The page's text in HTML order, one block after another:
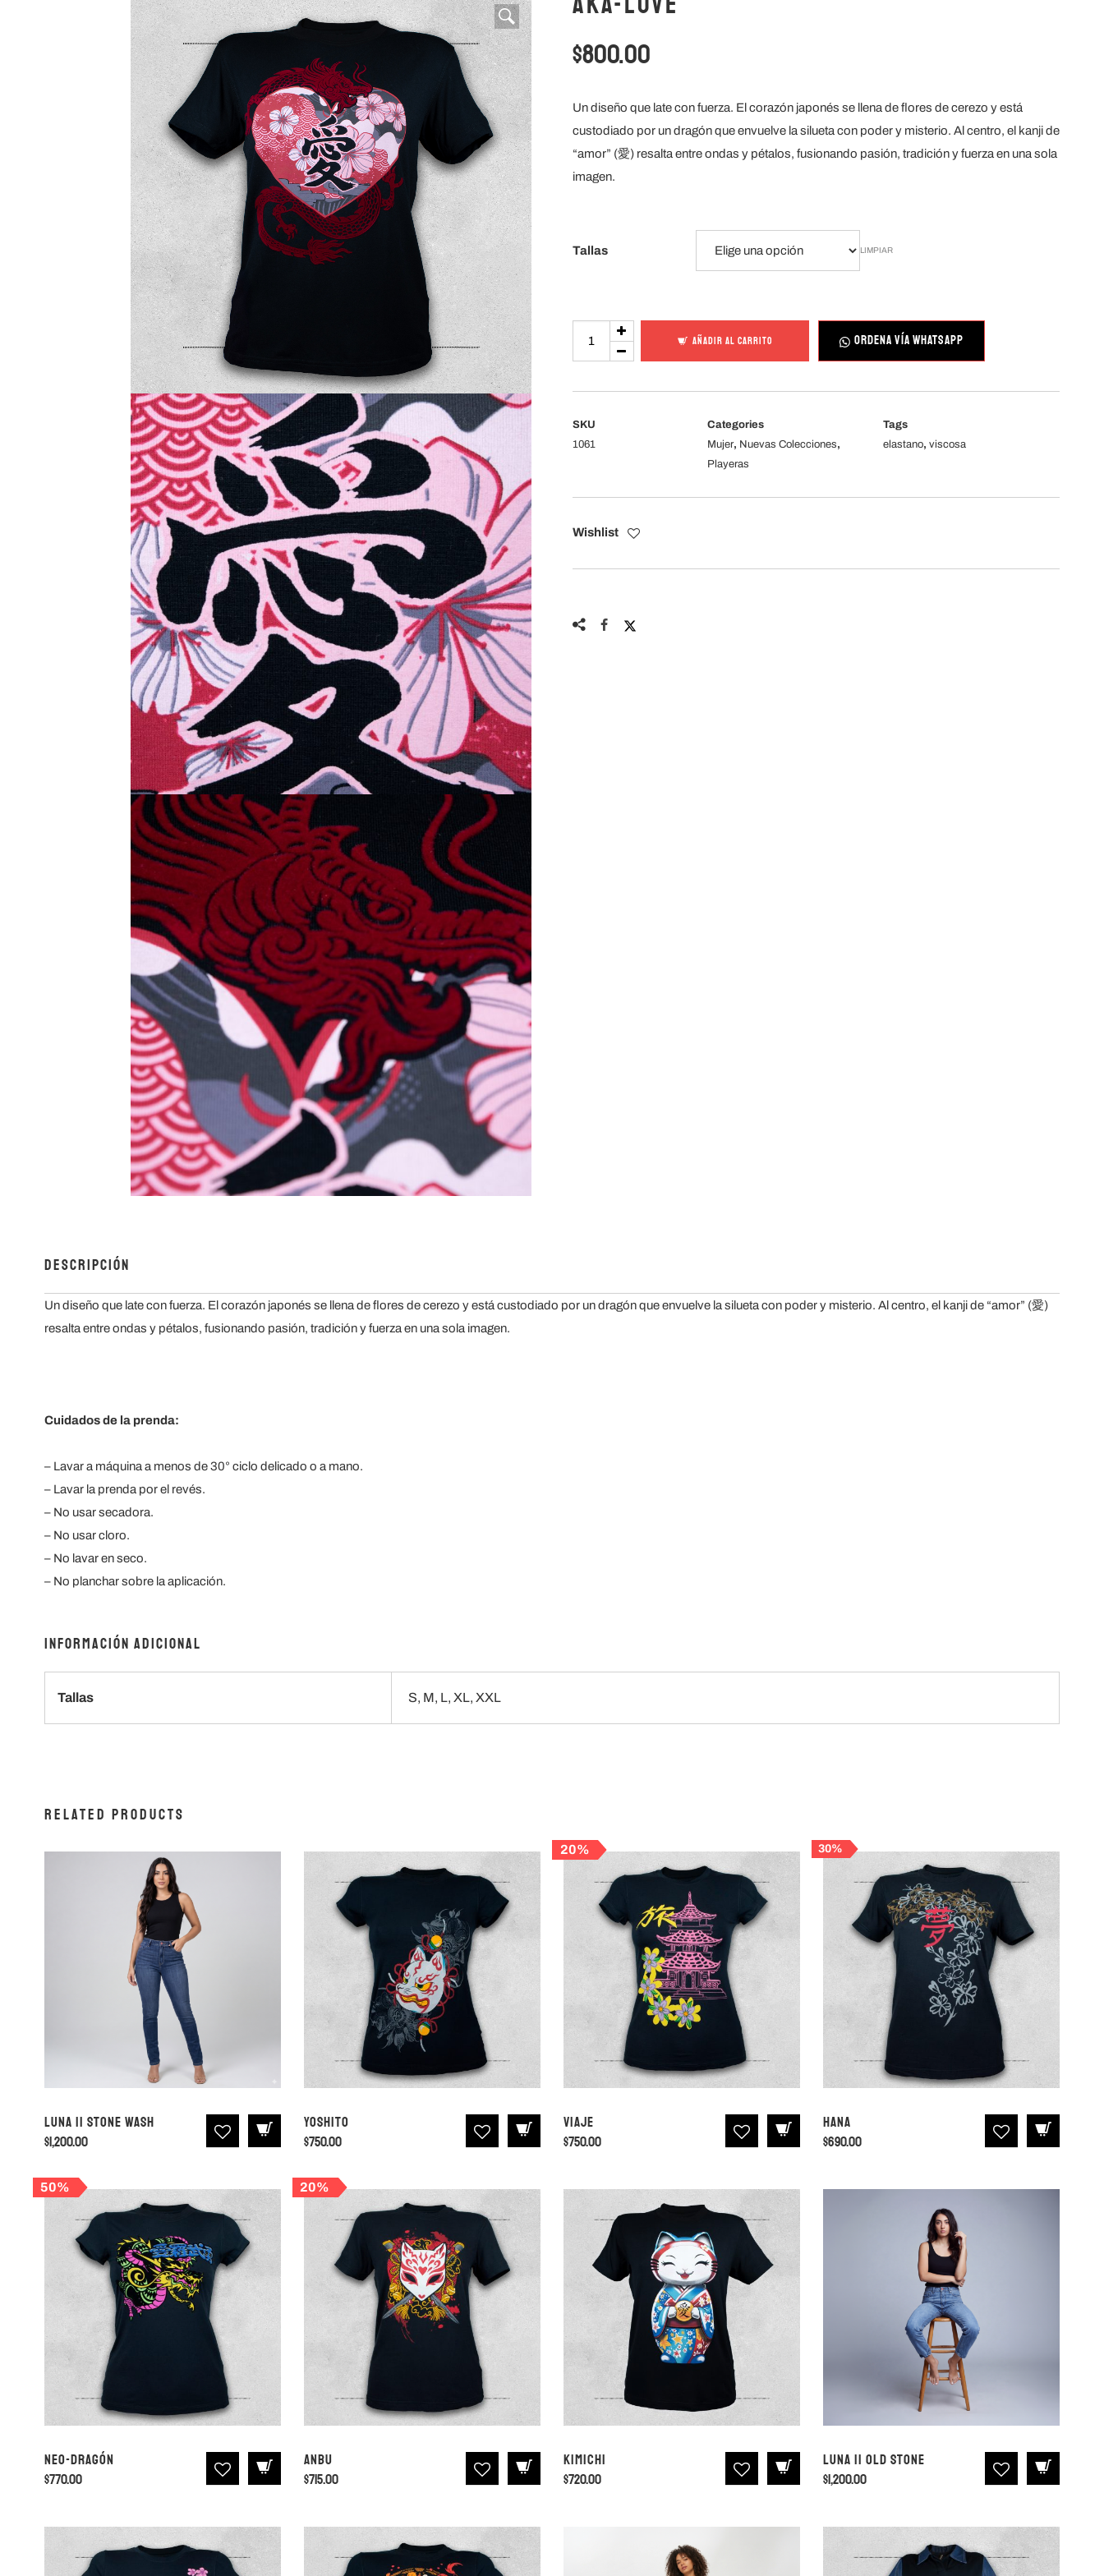
$800.00
Un diseño que late con fuerza. El corazón japonés se llena de flores de cerezo y está
custodiado por un dragón que envuelve la silueta con poder y misterio. Al centro, el kanji de
“amor” (愛) resalta entre ondas y pétalos, fusionando pasión, tradición y fuerza en una sola
imagen.
Tallas LIMPIAR
AÑADIR AL CARRITO ORDENA VÍA WHATSAPP
SKU
1061
Categories
Mujer, Nuevas Colecciones,
Playeras
Tags
elastano, viscosa
Wishlist
Descripción
Un diseño que late con fuerza. El corazón japonés se llena de flores de cerezo y está custodiado por un dragón que envuelve la silueta con poder y misterio. Al centro, el kanji de “amor” (愛)
resalta entre ondas y pétalos, fusionando pasión, tradición y fuerza en una sola imagen.
Cuidados de la prenda:
– Lavar a máquina a menos de 30° ciclo delicado o a mano.
– Lavar la prenda por el revés.
– ⁠No usar secadora.
– ⁠No usar cloro.
– ⁠No lavar en seco.
– ⁠No planchar sobre la aplicación.
Información adicional
Tallas S, M, L, XL, XXL
Related products
Luna II Stone Wash
$1,200.00
Yoshito
$750.00
20%
Viaje
$750.00
30%
Hana
$690.00
50%
Neo-Dragón
$770.00
20%
Anbu
$715.00
Kimichi
$720.00
Luna II Old Stone
$1,200.00